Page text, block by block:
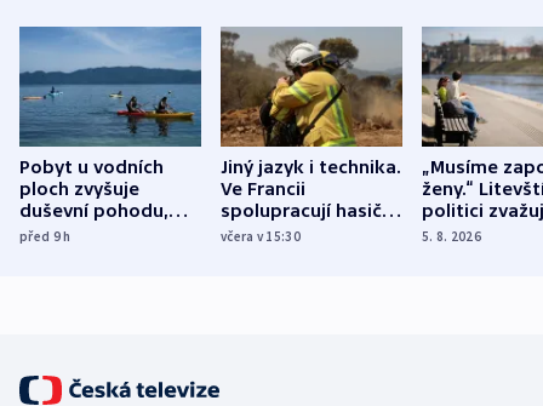
Pobyt u vodních
ploch zvyšuje
duševní pohodu,
ukázala
před 9h
Jiný jazyk i technika.
Ve Francii
spolupracují hasiči z
různých zemí
včera v 15:30
„Musíme
ženy.“
politici
dohodu o
5. 8. 2026